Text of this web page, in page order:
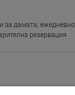
за дамата,
резервация